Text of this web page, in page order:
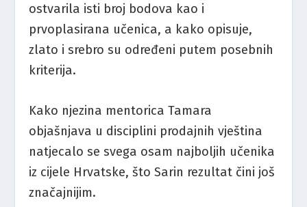
ostvarila isti broj bodova kao i
prvoplasirana učenica, a kako opisuje,
zlato i srebro su određeni putem posebnih
kriterija.
Kako njezina mentorica Tamara
objašnjava u disciplini prodajnih vještina
natjecalo se svega osam najboljih učenika
iz cijele Hrvatske, što Sarin rezultat čini još
značajnijim.